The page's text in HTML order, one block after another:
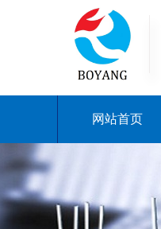
网站首页